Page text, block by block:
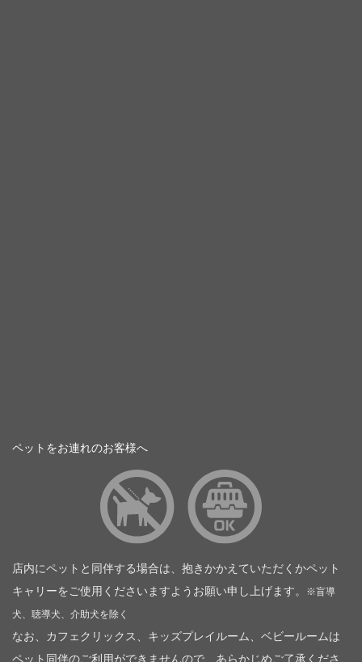
ペットをお連れのお客様へ
店内にペットと同伴する場合は、抱きかかえていただくかペット
キャリーをご使用くださいますようお願い申し上げます。
※盲導
犬、聴導犬、介助犬を除く
なお、カフェクリックス、キッズプレイルーム、ベビールームは
ペット同伴のご利用ができませんので、あらかじめご了承くださ